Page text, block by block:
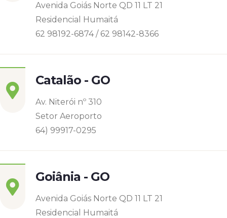
Avenida Goiás Norte QD 11 LT 21
Residencial Humaitá
62 98192-6874 / 62 98142-8366
Catalão - GO
Av. Niterói nº 310
Setor Aeroporto
64) 99917-0295
Goiânia - GO
Avenida Goiás Norte QD 11 LT 21
Residencial Humaitá